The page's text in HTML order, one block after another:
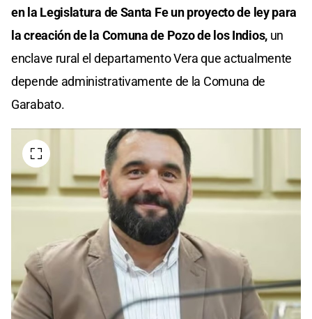
en la Legislatura de Santa Fe un proyecto de ley para
la creación de la Comuna de Pozo de los Indios,un
enclave rural el departamento Vera que actualmente
depende administrativamente de la Comuna de
Garabato.